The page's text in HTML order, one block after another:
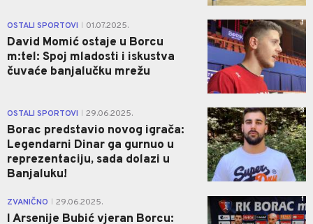
OSTALI SPORTOVI 01.07.2025.
David Momić ostaje u Borcu
m:tel: Spoj mladosti i iskustva
čuvaće banjalučku mrežu
1
OSTALI SPORTOVI 29.06.2025.
Borac predstavio novog igrača:
Legendarni Dinar ga gurnuo u
reprezentaciju, sada dolazi u
Banjaluku!
3
ZVANIČNO 29.06.2025.
I Arsenije Bubić vjeran Borcu:
1